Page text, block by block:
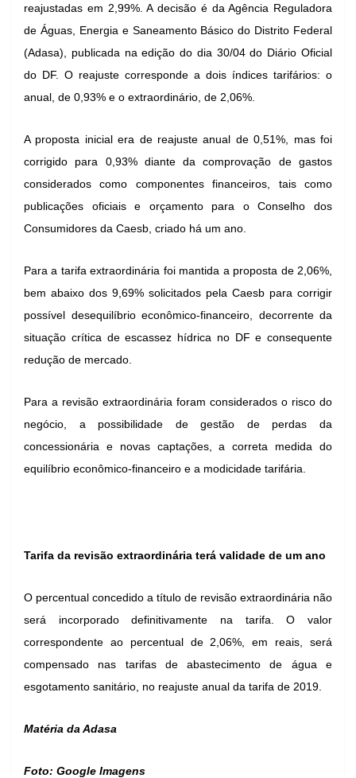
reajustadas em 2,99%. A decisão é da Agência Reguladora
de Águas, Energia e Saneamento Básico do Distrito Federal
(Adasa), publicada na edição do dia 30/04 do Diário Oficial
do DF. O reajuste corresponde a dois índices tarifários: o
anual, de 0,93% e o extraordinário, de 2,06%.
A proposta inicial era de reajuste anual de 0,51%, mas foi
corrigido para 0,93% diante da comprovação de gastos
considerados como componentes financeiros, tais como
publicações oficiais e orçamento para o Conselho dos
Consumidores da Caesb, criado há um ano.
Para a tarifa extraordinária foi mantida a proposta de 2,06%,
bem abaixo dos 9,69% solicitados pela Caesb para corrigir
possível desequilíbrio econômico-financeiro, decorrente da
situação crítica de escassez hídrica no DF e consequente
redução de mercado.
Para a revisão extraordinária foram considerados o risco do
negócio, a possibilidade de gestão de perdas da
concessionária e novas captações, a correta medida do
equilíbrio econômico-financeiro e a modicidade tarifária.
Tarifa da revisão extraordinária terá validade de um ano
O percentual concedido a título de revisão extraordinária não
será incorporado definitivamente na tarifa. O valor
correspondente ao percentual de 2,06%, em reais, será
compensado nas tarifas de abastecimento de água e
esgotamento sanitário, no reajuste anual da tarifa de 2019.
Matéria da Adasa
Foto: Google Imagens